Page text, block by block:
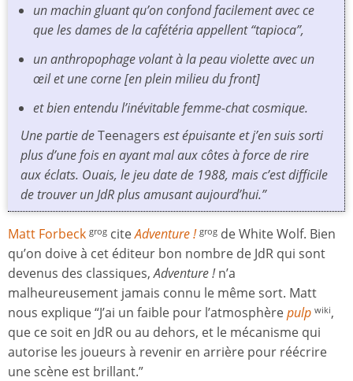
un machin gluant qu’on confond facilement avec ce
que les dames de la cafétéria appellent “tapioca”,
un anthropophage volant à la peau violette avec un
œil et une corne [en plein milieu du front]
et bien entendu l’inévitable femme-chat cosmique.
Une partie deTeenagers est épuisante et j’en suis sorti
plus d’une fois en ayant mal aux côtes à force de rire
aux éclats. Ouais, le jeu date de 1988, mais c’est difficile
de trouver un JdR plus amusant aujourd’hui.”
Matt Forbeck grog citeAdventure ! grog de White Wolf. Bien
qu’on doive à cet éditeur bon nombre de JdR qui sont
devenus des classiques,Adventure !n’a
malheureusement jamais connu le même sort. Matt
nous explique “J’ai un faible pour l’atmosphèrepulp wiki,
que ce soit en JdR ou au dehors, et le mécanisme qui
autorise les joueurs à revenir en arrière pour réécrire
une scène est brillant.”